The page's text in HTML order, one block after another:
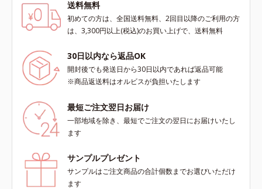
送料無料
初めての方は、全国送料無料、2回目以降のご利用の方
は、3,300円以上(税込)のお買い上げで、送料無料
30日以内なら返品OK
開封後でも発送日から30日以内であれば返品可能
※商品返送料はオルビスが負担いたします
最短ご注文翌日お届け
一部地域を除き、最短でご注文の翌日にお届けいたし
ます
サンプルプレゼント
サンプルはご注文商品の合計個数までお選びいただけ
ます